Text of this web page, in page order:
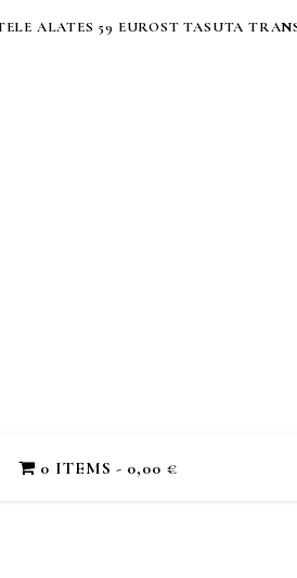
ALATES 59 EUROST TASUTA
0 ITEMS 0,00 €